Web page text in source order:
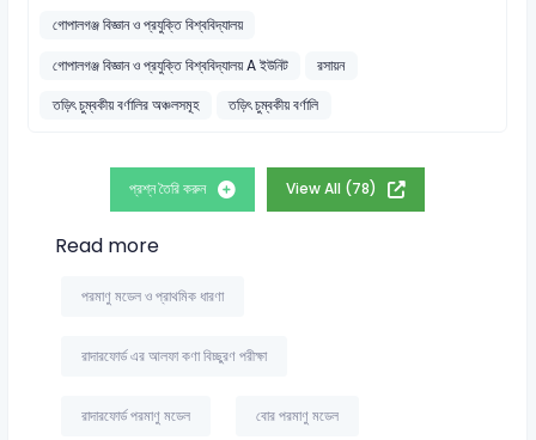
গোপালগঞ্জ বিজ্ঞান ও প্রযুক্তি বিশ্ববিদ্যালয়
গোপালগঞ্জ বিজ্ঞান ও প্রযুক্তি বিশ্ববিদ্যালয় A ইউনিট
রসায়ন
তড়িৎ চুম্বকীয় বর্ণালির অঞ্চলসমূহ
তড়িৎ চুম্বকীয় বর্ণালি
প্রশ্ন তৈরি করুন View All (78)
Read more
পরমাণু মডেল ও প্রাথমিক ধারণা
রাদারফোর্ড এর আলফা কণা বিচ্ছুরণ পরীক্ষা
রাদারফোর্ড পরমাণু মডেল বোর পরমাণু মডেল